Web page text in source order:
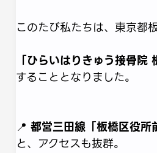
このたび私たちは、東京都
「ひらいはりきゅう接骨院
することとなりました。
📍 都営三田線「板橋区役
と、アクセスも抜群。